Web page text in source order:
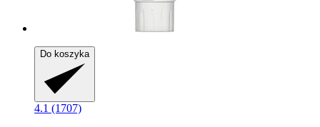
Do koszyka
4.1 (1707)